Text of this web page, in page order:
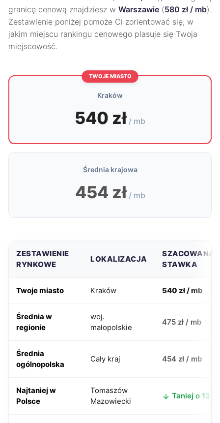
granicę cenową znajdziesz w Warszawie (580 zł / mb).
Zestawienie poniżej pomoże Ci zorientować się, w
jakim miejscu rankingu cenowego plasuje się Twoja
miejscowość.
TWOJE MIASTO
Kraków
540 zł / mb
Średnia krajowa
454 zł / mb
ZESTAWIENIE
RYNKOWE
LOKALIZACJA
SZACOWANA
STAWKA
Twoje miasto Kraków 540 zł / mb
Średnia w
regionie
woj.
małopolskie
475 zł / mb
Średnia
ogólnopolska
Cały kraj 454 zł / mb
Najtaniej w
Polsce
Tomaszów
Mazowiecki
Taniej o 135